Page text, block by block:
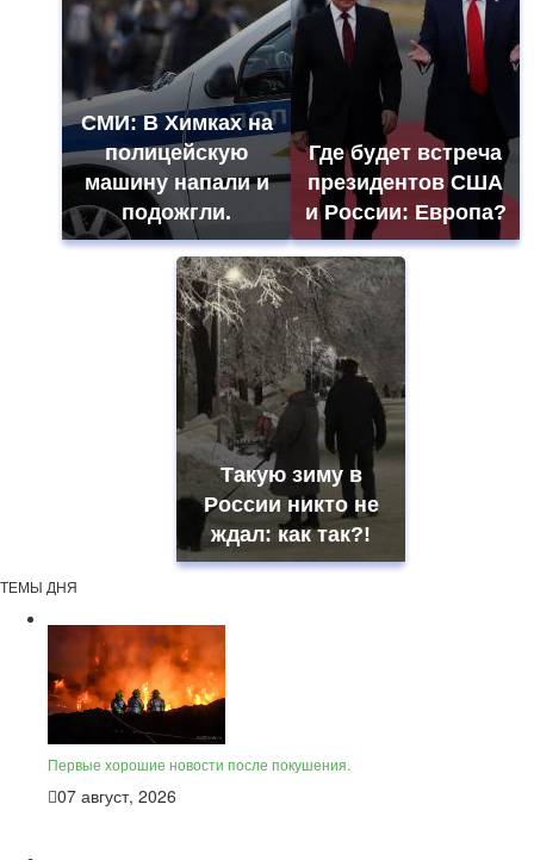
СМИ: В Химках на
полицейскую
машину напали и
подожгли.
Где будет встреча
президентов США
и России: Европа?
Такую зиму в
России никто не
ждал: как так?!
ТЕМЫ ДНЯ
Первые хорошие новости после покушения.
07 август, 2026